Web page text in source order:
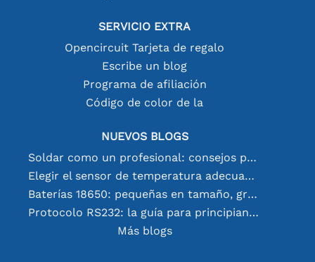
SERVICIO EXTRA
Opencircuit Tarjeta de regalo
Escribe un blog
Programa de afiliación
Código de color de la
NUEVOS BLOGS
Soldar como un profesional: consejos para conexiones electrónicas perfectas
Elegir el sensor de temperatura adecuado [youtube]
Baterías 18650: pequeñas en tamaño, grandes en rendimiento
Protocolo RS232: la guía para principiantes
Más blogs